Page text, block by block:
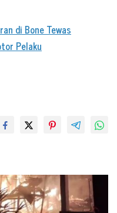
di Bone Tewas
Pelaku